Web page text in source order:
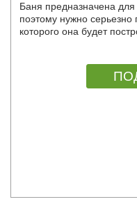
Баня предназначена для
поэтому нужно
которого она будет